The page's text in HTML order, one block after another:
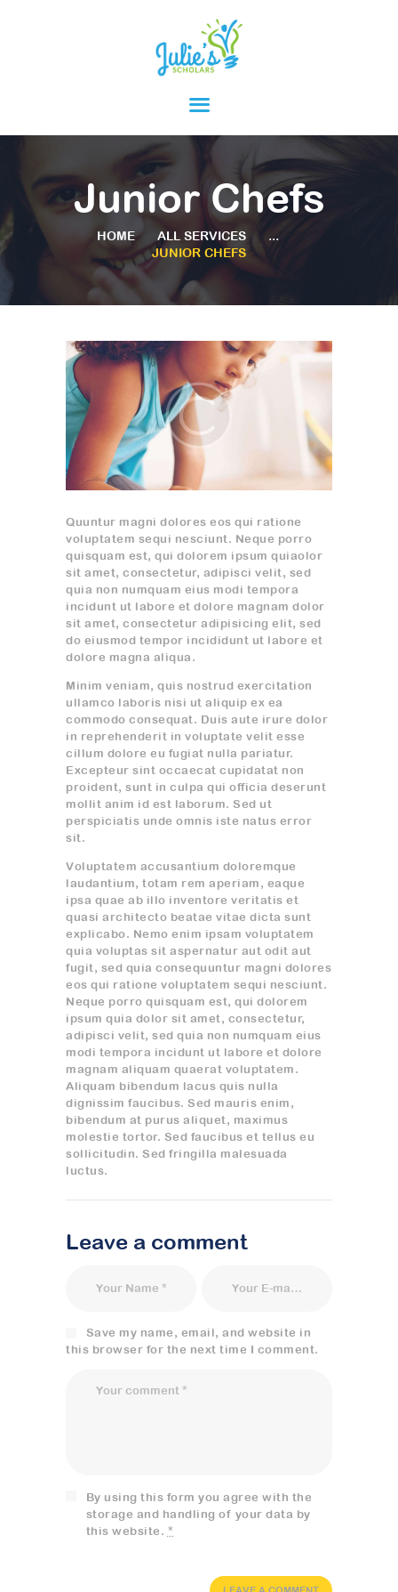
Junior Chefs
HOME ALL SERVICES
...
JUNIOR CHEFS
ABOUT
PARENTS
PROGRAMS
RESOURCES
Quuntur magni dolores eos qui ratione
voluptatem sequi nesciunt. Neque porro
quisquam est, qui dolorem ipsum quiaolor
sit amet, consectetur, adipisci velit, sed
quia non numquam eius modi tempora
incidunt ut labore et dolore magnam dolor
sit amet, consectetur adipisicing elit, sed
do eiusmod tempor incididunt ut labore et
dolore magna aliqua.
Minim veniam, quis nostrud exercitation
ullamco laboris nisi ut aliquip ex ea
commodo consequat. Duis aute irure dolor
in reprehenderit in voluptate velit esse
cillum dolore eu fugiat nulla pariatur.
Excepteur sint occaecat cupidatat non
proident, sunt in culpa qui officia deserunt
mollit anim id est laborum. Sed ut
perspiciatis unde omnis iste natus error
sit.
Voluptatem accusantium doloremque
laudantium, totam rem aperiam, eaque
ipsa quae ab illo inventore veritatis et
quasi architecto beatae vitae dicta sunt
explicabo. Nemo enim ipsam voluptatem
quia voluptas sit aspernatur aut odit aut
fugit, sed quia consequuntur magni dolores
eos qui ratione voluptatem sequi nesciunt.
Neque porro quisquam est, qui dolorem
ipsum quia dolor sit amet, consectetur,
adipisci velit, sed quia non numquam eius
modi tempora incidunt ut labore et dolore
magnam aliquam quaerat voluptatem.
Aliquam bibendum lacus quis nulla
dignissim faucibus. Sed mauris enim,
bibendum at purus aliquet, maximus
molestie tortor. Sed faucibus et tellus eu
sollicitudin. Sed fringilla malesuada
luctus.
Leave a comment
Save my name, email, and website in
this browser for the next time I comment.
By using this form you agree with the
storage and handling of your data by
this website. *